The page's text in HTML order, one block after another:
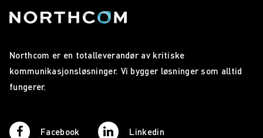
Northcom er en totalleverandør av kritiske
kommunikasjonsløsninger. Vi bygger løsninger som alltid
fungerer.
Facebook Linkedin